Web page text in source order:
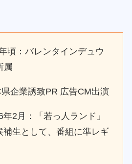
頃：バレンタインデュウ
属
企業誘致PR 広告CM出演
2月：「若っ人ランド」
補生として、番組に準レギ